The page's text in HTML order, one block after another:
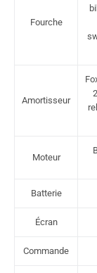
Fourche
Amortisseur
Moteur
Batterie
Écran
Commande